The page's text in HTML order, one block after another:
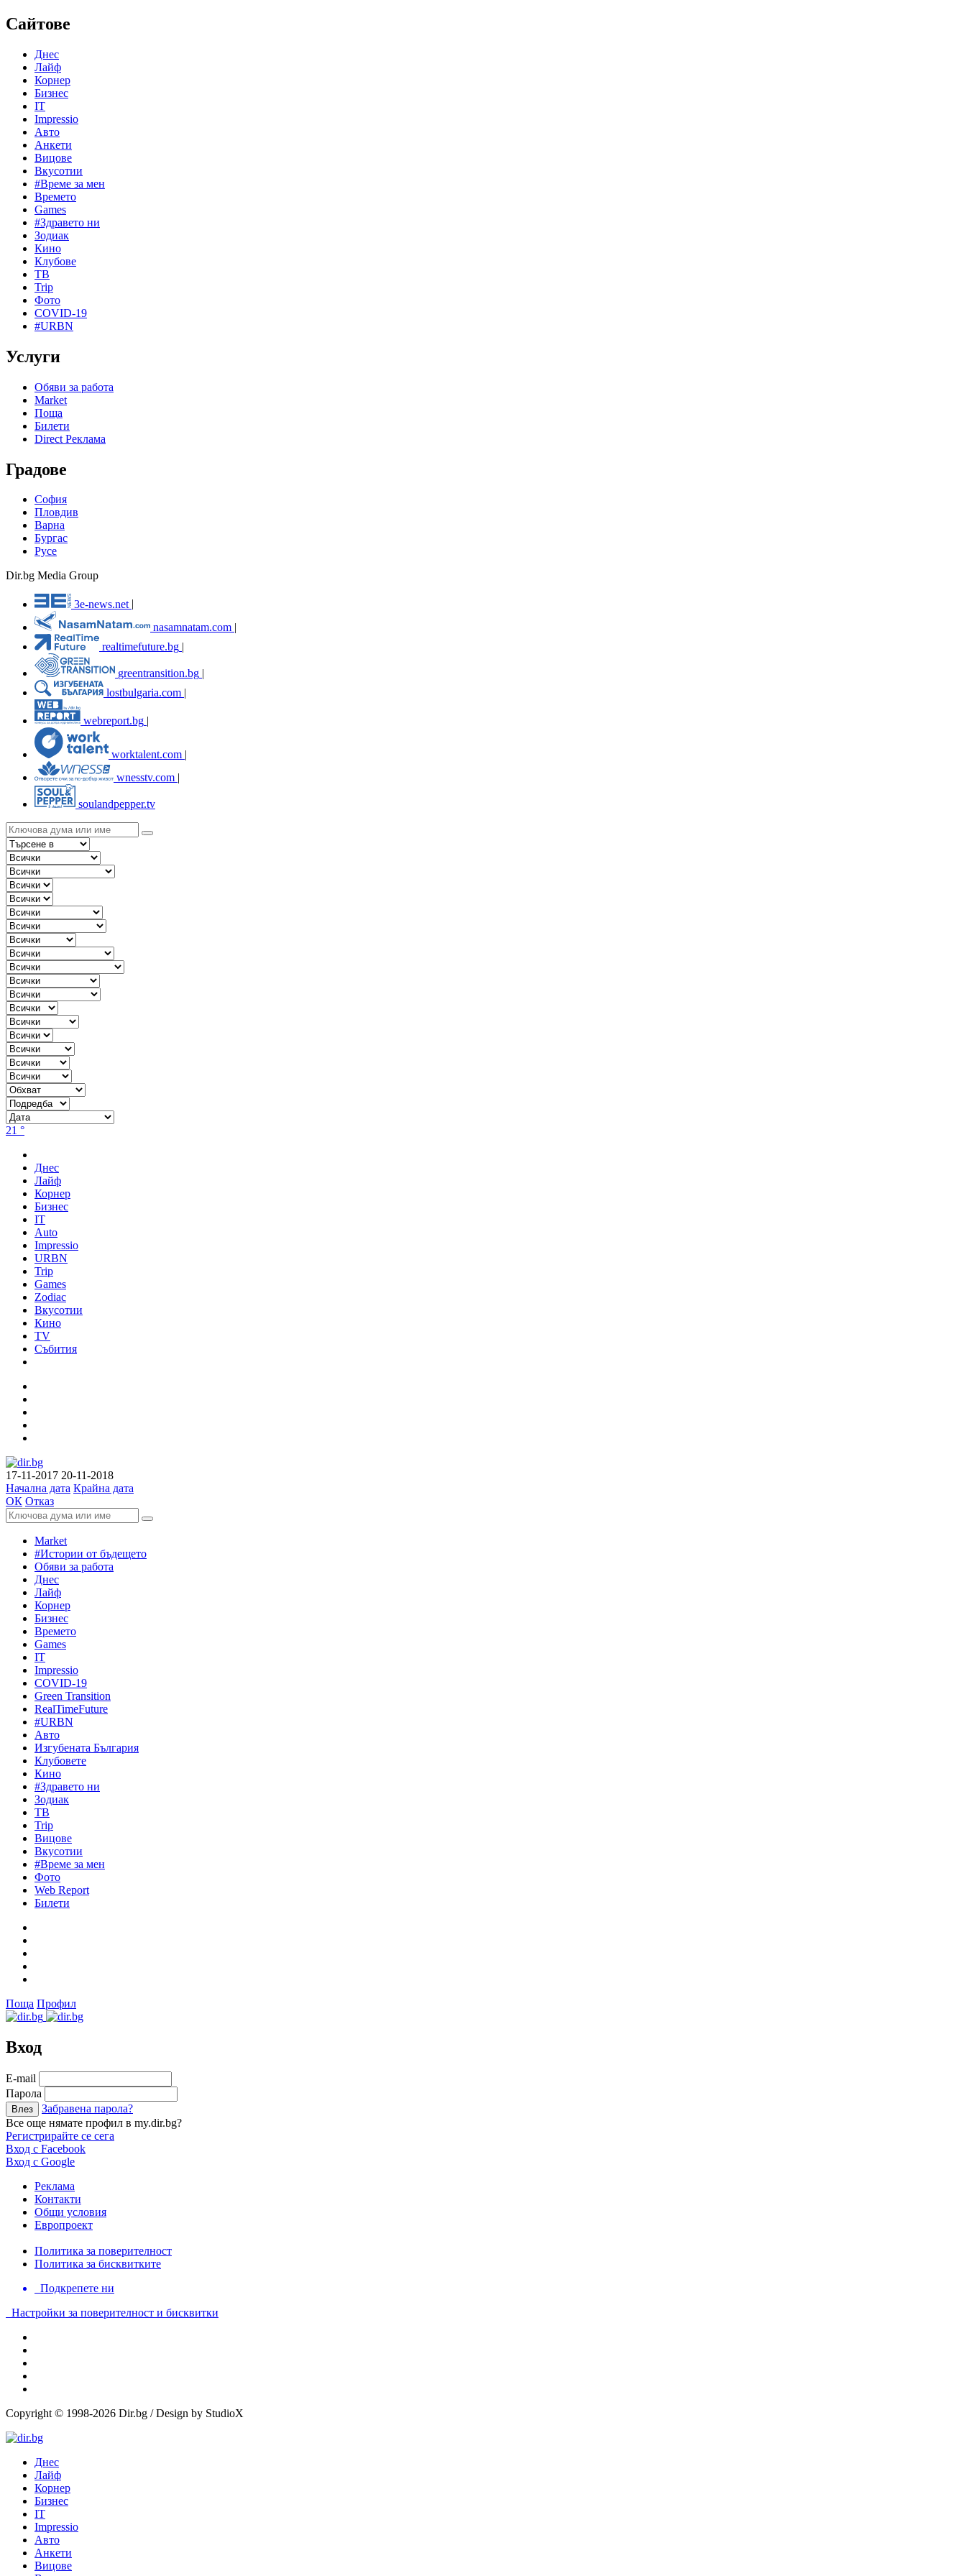
Сайтове
Днес
Лайф
Корнер
Бизнес
IT
Impressio
Авто
Анкети
Вицове
Вкусотии
#Време за мен
Времето
Games
#Здравето ни
Зодиак
Кино
Клубове
ТВ
Trip
Фото
COVID-19
#URBN
Услуги
Обяви за работа
Market
Поща
Билети
Direct Реклама
Градове
София
Пловдив
Варна
Бургас
Русе
Dir.bg Media Group
3e-news.net
nasamnatam.com |
realtimefuture.bg |
greentransition.bg |
lostbulgaria.com |
webreport.bg
worktalent.com |
wnesstv.com |
soulandpepper.tv
21 °
Днес
Лайф
Корнер
Бизнес
IT
Auto
Impressio
URBN
Trip
Games
Zodiac
Вкусотии
Кино
TV
Събития
17-11-2017 20-11-2018
Начална дата Крайна дата
ОК Отказ
Market
#Истории от бъдещето
Обяви за работа
Днес
Лайф
Корнер
Бизнес
Времето
Games
IT
Impressio
COVID-19
Green Transition
RealTimeFuture
#URBN
Авто
Изгубената България
Клубовете
Кино
#Здравето ни
Зодиак
ТВ
Trip
Вицове
Вкусотии
#Време за мен
Фото
Web Report
Билети
Поща Профил
Вход
Е-mail
Парола
Забравена парола?
Все още нямате профил в my.dir.bg?
Регистрирайте се сега
Вход с Facebook
Вход с Google
Реклама
Контакти
Общи условия
Европроект
Политика за поверителност
Политика за бисквитките
Подкрепете ни
Настройки за поверителност и бисквитки
Copyright © 1998-2026 Dir.bg / Design by StudioX
Днес
Лайф
Корнер
Бизнес
IT
Impressio
Авто
Анкети
Вицове